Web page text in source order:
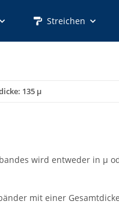
Streichen
135 µ
wird entweder in µ
mit einer